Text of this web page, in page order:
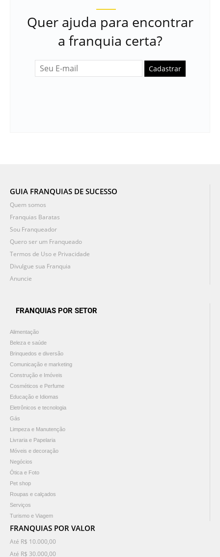
Quer ajuda para encontrar
a franquia certa?
Cadastrar
GUIA FRANQUIAS DE SUCESSO
Quem somos
Franquias Baratas
Sou Franqueador
Quero ser um Franqueado
Termos de Uso e Privacidade
Divulgue sua Franquia
Anuncie
FRANQUIAS POR SETOR
Alimentação
Beleza e saúde
Brinquedos e diversão
Comunicação e marketing
Construção e Imóveis
Cosméticos e Perfume
Educação e Idiomas
Eletrônicos e tecnologia
Gás
Limpeza e Manutenção
Livraria e Papelaria
Móveis e decoração
Negócios
Ótica e Foto
Pet shop
Roupas e calçados
Serviços
Turismo e Viagem
FRANQUIAS POR VALOR
Até R$ 10.000,00
Até R$ 30.000,00